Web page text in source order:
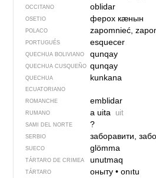
OCCITANO oblidar
OSETIO ферох кӕнын
POLACO zapomnieć,
PORTUGUÉS esquecer
QUECHUA BOLIVIANO qunqay
QUECHUA CUSQUEÑO qunqay
QUECHUA
ECUATORIANO
kunkana
ROMANCHE emblidar
RUMANO a uita uit
SAMI DEL NORTE ?
SERBIO заборавити,
SUECO glömma
TÁRTARO DE CRIMEA unutmaq
TÁRTARO оныту• onıtu